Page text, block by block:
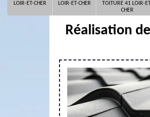
LOIR-ET-CHER
LOIR-ET-CHER
TOITURE 41 LOIR-
CHER
Réalisation